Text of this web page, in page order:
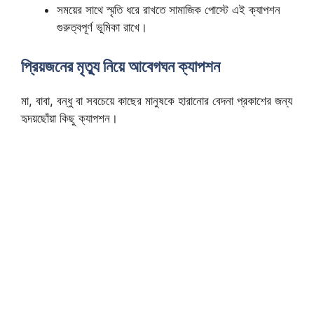
সময়ের সাথে স্মৃতি ধরে রাখতে সামাজিক পোস্টে এই ক্যাপশন
গুরুত্বপূর্ণ ভূমিকা রাখে।
প্রিয়জনের মৃত্যু নিয়ে আবেগঘন ক্যাপশন
মা, বাবা, বন্ধু বা সবচেয়ে কাছের মানুষকে হারানোর বেদনা প্রকাশের জন্য
হৃদয়ছোঁয়া কিছু ক্যাপশন।